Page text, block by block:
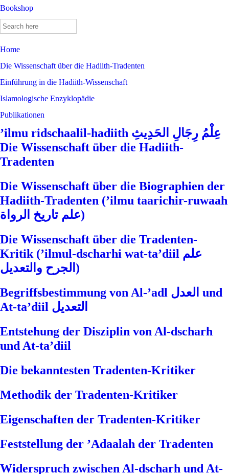
Bookshop
Search
for:
Home
Die Wissenschaft über die Hadiith-Tradenten
Einführung in die Hadiith-Wissenschaft
Islamologische Enzyklopädie
Publikationen
’ilmu ridschaalil-hadiith عِلْمُ رِجَالِ الحَدِيثِ
Die Wissenschaft über die Hadiith-
Tradenten
Die Wissenschaft über die Biographien der
Hadiith-Tradenten (’ilmu taarichir-ruwaah
علم تاريخ الرواة)
Die Wissenschaft über die Tradenten-
Kritik (’ilmul-dscharhi wat-ta’diil علم
الجرح والتعديل)
Begriffsbestimmung von Al-’adl العدل und
At-ta’diil التعديل
Entstehung der Disziplin von Al-dscharh
und At-ta’diil
Die bekanntesten Tradenten-Kritiker
Methodik der Tradenten-Kritiker
Eigenschaften der Tradenten-Kritiker
Feststellung der ’Adaalah der Tradenten
Widerspruch zwischen Al-dscharh und At-